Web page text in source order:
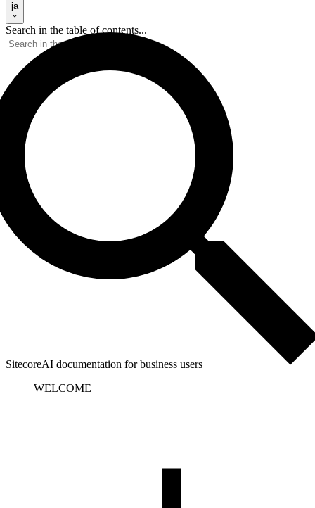
ja
Search in the table of contents...
SitecoreAI documentation for business users
WELCOME